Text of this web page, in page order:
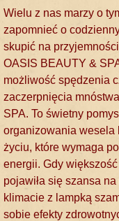
Wielu z nas marzy o
zapomnieć o
skupić na
OASIS BEAUTY &
możliwość spędzenia
zaczerpnięcia
SPA. To świetny
organizowania wesela
życiu, które wymaga
energii. Gdy większość
pojawiła się szansa
klimacie z lampką
sobie efekty